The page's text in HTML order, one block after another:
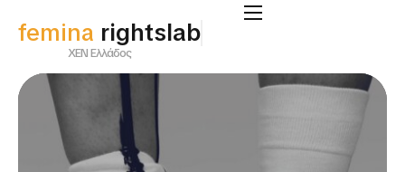
femina rightslab
ΧΕΝ Ελλάδος